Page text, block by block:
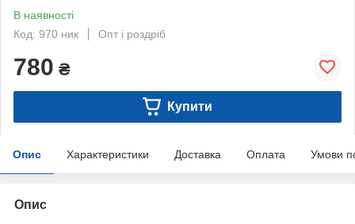
В наявності
Код: 970 ник
Опт і роздріб
780 ₴
Купити
Опис Характеристики Доставка Оплата Умови
Опис